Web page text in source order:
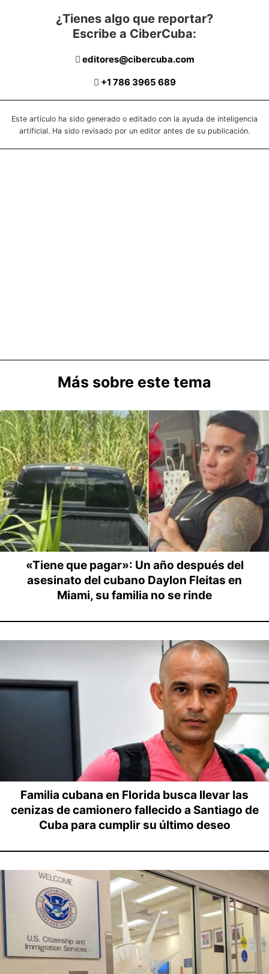
¿Tienes algo que reportar?
Escribe a CiberCuba:
editores@cibercuba.com
+1 786 3965 689
Este artículo ha sido generado o editado con la ayuda de inteligencia
artificial. Ha sido revisado por un editor antes de su publicación.
Más sobre este tema
«Tiene que pagar»: Un año después del
asesinato del cubano Daylon Fleitas en
Miami, su familia no se rinde
Familia cubana en Florida busca llevar las
cenizas de camionero fallecido a Santiago de
Cuba para cumplir su último deseo